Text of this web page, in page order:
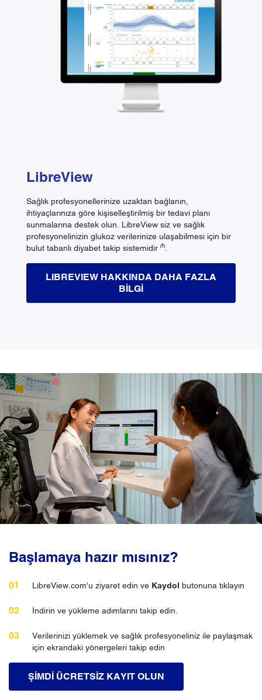
LibreView
Sağlık profesyonellerinize uzaktan bağlanın,
ihtiyaçlarınıza göre kişiselleştirilmiş bir tedavi planı
sunmalarına destek olun. LibreView siz ve sağlık
profesyonelinizin glukoz verilerinize ulaşabilmesi için bir
bulut tabanlı diyabet takip sistemidir ₼
LIBREVIEW HAKKINDA DAHA FAZLA
BILGI
Başlamaya hazır mısınız?
LibreView.com'u ziyaret edin ve Kaydol butonuna tıklayın
İndirin ve yükleme adımlarını takip edin.
Verilerinizi yüklemek ve sağlık profesyoneliniz ile paylaşmak
için ekrandaki yönergeleri takip edin
ŞIMDI ÜCRETSIZ KAYIT OLUN